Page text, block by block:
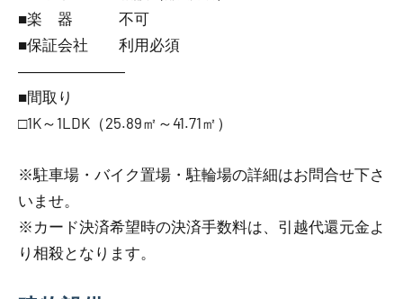
■楽 器 不可
■保証会社 利用必須
―――――――
■間取り
□1K～1LDK（25.89㎡～41.71㎡）
※駐車場・バイク置場・駐輪場の詳細はお問合せ下さ
いませ。
※カード決済希望時の決済手数料は、引越代還元金よ
り相殺となります。